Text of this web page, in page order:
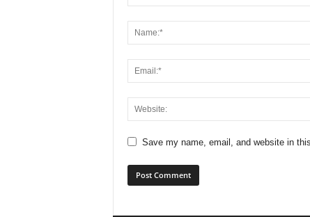
Save my name, email, and website in